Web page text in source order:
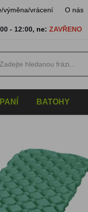
výměna/vrácení O nás
- 12:00, ne: ZAVŘENO
BATOHY